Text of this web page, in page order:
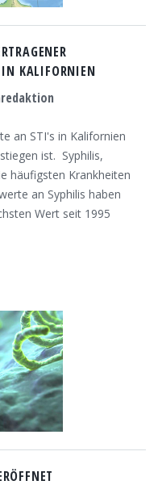
KALIFORNIEN
an STI's in Kalifornien
ist. Syphilis,
häufigsten Krankheiten
an Syphilis haben
Wert seit 1995